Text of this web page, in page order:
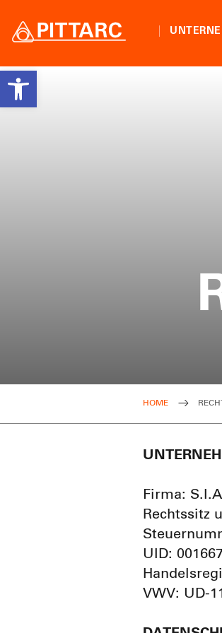
Open toolbar
Weiter
HOME
Firma:
Rechtssitz
UID:
VWV: UD-